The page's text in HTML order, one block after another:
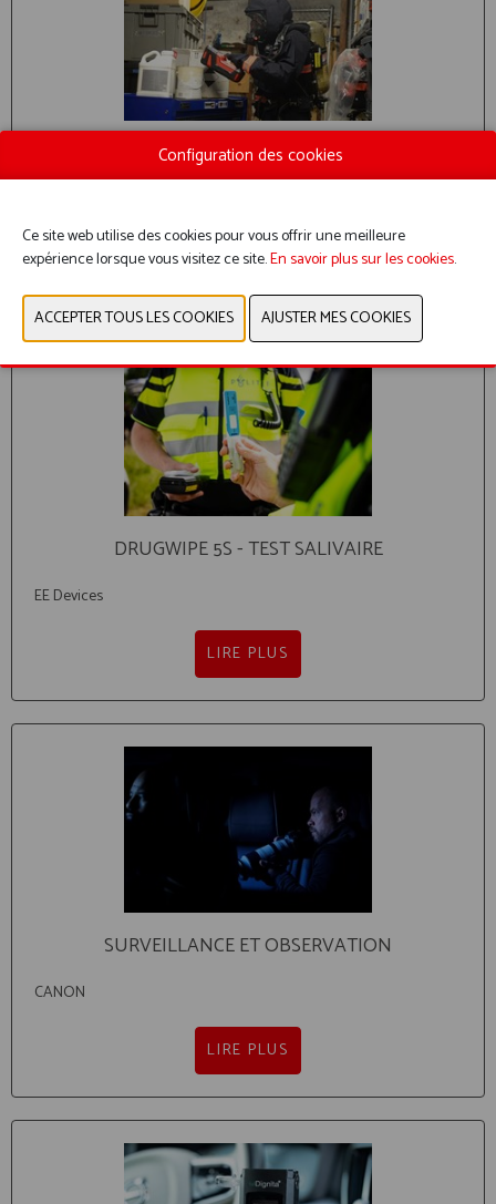
XPLORIR - DÉTECTEUR DE GAZ
LIRE PLUS
DRUGWIPE 5S - TEST SALIVAIRE
EE Devices
LIRE PLUS
SURVEILLANCE ET OBSERVATION
CANON
LIRE PLUS
Configuration des cookies
Ce site web utilise des cookies pour vous offrir une meilleure
expérience lorsque vous visitez ce site.En savoir plus sur les cookies.